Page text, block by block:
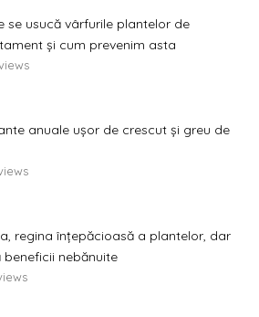
se usucă vârfurile plantelor de
și cum prevenim asta
anuale ușor de crescut și greu de
regina înțepăcioasă a plantelor, dar
beneficii nebănuite